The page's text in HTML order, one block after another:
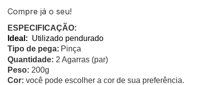
Compre já o seu!
ESPECIFICAÇÃO:
Ideal: Utilizado pendurado
Tipo de pega: Pinça
Quantidade: 2 Agarras (par)
Peso: 200g
Cor: você pode escolher a cor de sua preferência.